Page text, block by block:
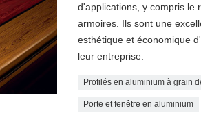
d'applications, y compris le
armoires. Ils sont une
esthétique et économique
leur entreprise.
Profilés en aluminium à grain
Porte et fenêtre en aluminium